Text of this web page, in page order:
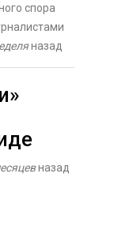
спора
назад
назад